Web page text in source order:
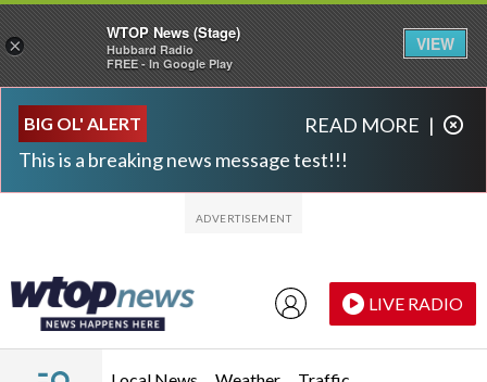
BIG OL' ALERT
This is a breaking news message test!!!
READ MORE |
LIVE RADIO
×
WTOP News (Stage)
Hubbard Radio
FREE - In Google Play
VIEW